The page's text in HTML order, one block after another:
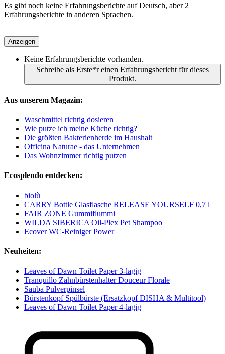
Es gibt noch keine Erfahrungsberichte auf Deutsch, aber 2
Erfahrungsberichte in anderen Sprachen.
Anzeigen
Keine Erfahrungsberichte vorhanden.
Schreibe als Erste*r einen Erfahrungsbericht für dieses
Produkt.
Aus unserem Magazin:
Waschmittel richtig dosieren
Wie putze ich meine Küche richtig?
Die größten Bakterienherde im Haushalt
Officina Naturae - das Unternehmen
Das Wohnzimmer richtig putzen
Ecosplendo entdecken:
biolù
CARRY Bottle Glasflasche RELEASE YOURSELF 0,7 l
FAIR ZONE Gummiflummi
WILDA SIBERICA Oil-Plex Pet Shampoo
Ecover WC-Reiniger Power
Neuheiten:
Leaves of Dawn Toilet Paper 3-lagig
Tranquillo Zahnbürstenhalter Douceur Florale
Sauba Pulverpinsel
Bürstenkopf Spülbürste (Ersatzkopf DISHA & Multitool)
Leaves of Dawn Toilet Paper 4-lagig